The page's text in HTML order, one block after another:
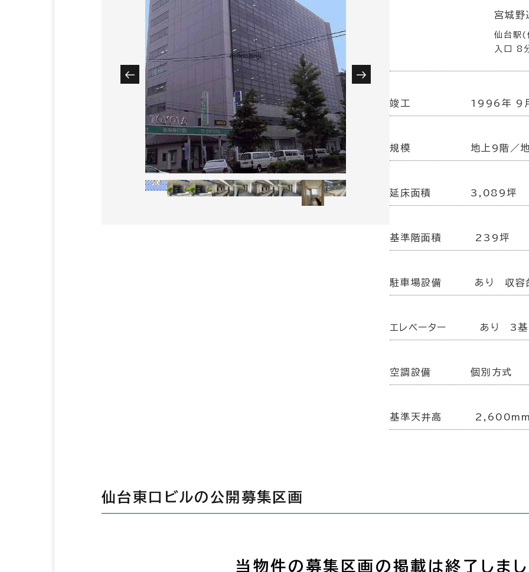
宮城
仙台駅(
入口 8
竣工 1996年 9
規模 地上9階／
延床面積 3,089坪
基準階面積 239坪
駐車場設備 あり 収容
エレベーター あり 3基
空調設備 個別方式
基準天井高
仙台東口ビルの公開募集区画
当物件の募集区画の掲載は終了しまし